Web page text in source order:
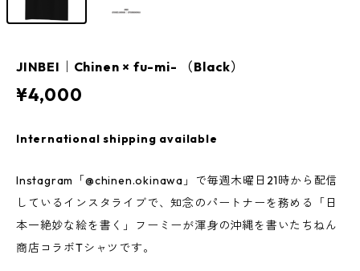
JINBEI｜Chinen × fu-mi- （Black）
¥4,000
International shipping available
Instagram「@chinen.okinawa」で毎週木曜日21時から配信
しているインスタライブで、知念のパートナーを務める「日
本一絶妙な絵を書く」フーミーが渾身の沖縄を書いたちねん
商店コラボTシャツです。